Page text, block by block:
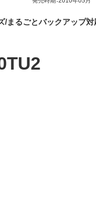
/まるごとバックアップ